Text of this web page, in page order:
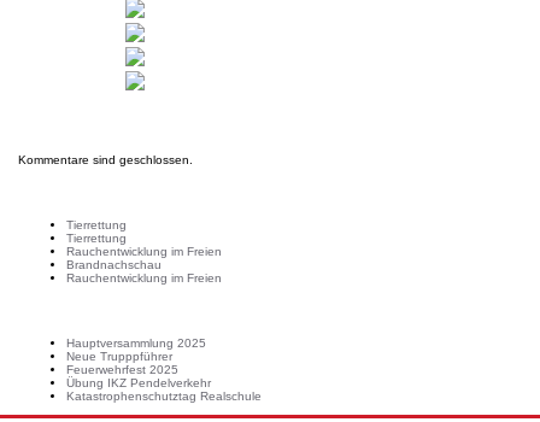
Kommentare sind geschlossen.
Tierrettung
Tierrettung
Rauchentwicklung im Freien
Brandnachschau
Rauchentwicklung im Freien
Hauptversammlung 2025
Neue Trupppführer
Feuerwehrfest 2025
Übung IKZ Pendelverkehr
Katastrophenschutztag Realschule